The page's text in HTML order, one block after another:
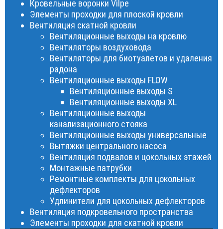
Кровельные воронки Vilpe
Элементы проходки для плоской кровли
Вентиляция скатной кровли
Вентиляционные выходы на кровлю
Вентиляторы воздуховода
Вентиляторы для биотуалетов и удаления
радона
Вентиляционные выходы FLOW
Вентиляционные выходы S
Вентиляционные выходы XL
Вентиляционные выходы
канализационного стояка
Вентиляционные выходы универсальные
Вытяжки центрального насоса
Вентиляция подвалов и цокольных этажей
Монтажные патрубки
Ремонтные комплекты для цокольных
дефлекторов
Удлинители для цокольных дефлекторов
Вентиляция подкровельного пространства
Элементы проходки для скатной кровли